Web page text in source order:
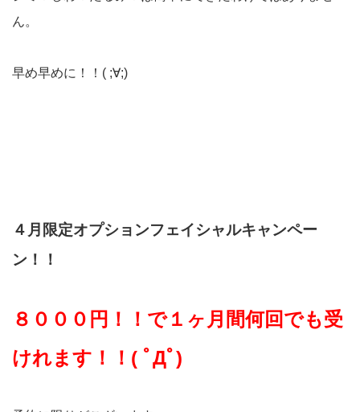
ん。
早め早めに！！( ;∀;)
４月限定オプションフェイシャルキャンペー
ン！！
８０００円！！で１ヶ月間何回でも受
けれます！！( ﾟДﾟ)